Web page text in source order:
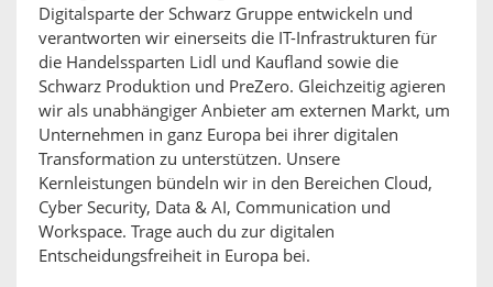
Digitalsparte der Schwarz Gruppe entwickeln und
verantworten wir einerseits die IT-Infrastrukturen für
die Handelssparten Lidl und Kaufland sowie die
Schwarz Produktion und PreZero. Gleichzeitig agieren
wir als unabhängiger Anbieter am externen Markt, um
Unternehmen in ganz Europa bei ihrer digitalen
Transformation zu unterstützen. Unsere
Kernleistungen bündeln wir in den Bereichen Cloud,
Cyber Security, Data & AI, Communication und
Workspace. Trage auch du zur digitalen
Entscheidungsfreiheit in Europa bei.